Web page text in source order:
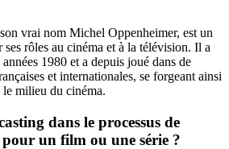
vrai nom Michel Oppenheimer, est un
rôles au cinéma et à la télévision. Il a
1980 et a depuis joué dans de
et internationales, se forgeant ainsi
milieu du cinéma.
dans le processus de
pour un film ou une série ?